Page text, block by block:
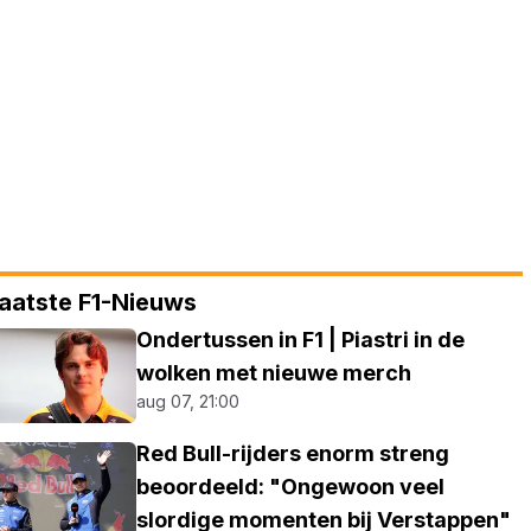
F1-Nieuws
Ondertussen in F1 | Piastri in de
wolken met nieuwe merch
aug 07, 21:00
Red Bull-rijders enorm streng
beoordeeld: "Ongewoon veel
slordige momenten bij Verstappen"